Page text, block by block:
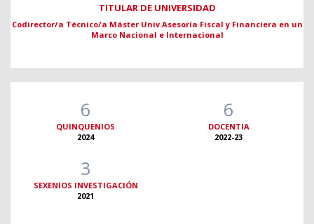
TITULAR DE UNIVERSIDAD
Codirector/a Técnico/a Máster Univ.Asesoría Fiscal y Financiera en un
Marco Nacional e Internacional
6
QUINQUENIOS
2024
6
DOCENTIA
2022-23
3
SEXENIOS INVESTIGACIÓN
2021